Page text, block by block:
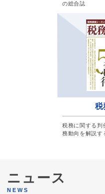
の総合誌
税
税務に関する判
務動向を解説す
ニュース
NEWS